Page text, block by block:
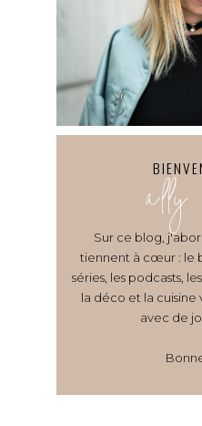
Sur ce blog,
tiennent à cœur : le
séries, les podcasts,
la déco et la
avec de